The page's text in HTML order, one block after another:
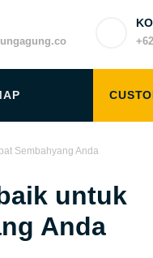
Sembahyang Anda
untuk
Anda